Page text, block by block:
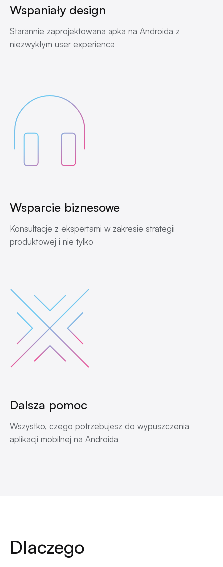
Wspaniały design
Starannie zaprojektowana apka na Androida z
niezwykłym user experience
Wsparcie biznesowe
Konsultacje z ekspertami w zakresie strategii
produktowej i nie tylko
Dalsza pomoc
Wszystko, czego potrzebujesz do wypuszczenia
aplikacji mobilnej na Androida
Dlaczego